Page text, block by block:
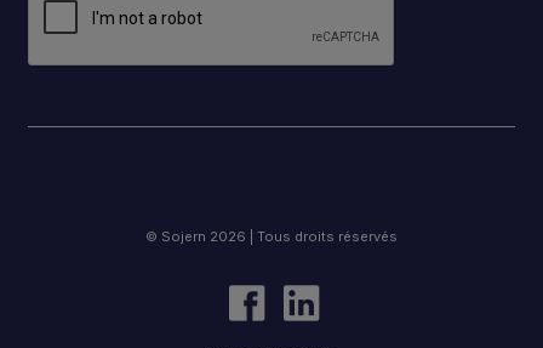
© Sojern 2026 | Tous droits réservés